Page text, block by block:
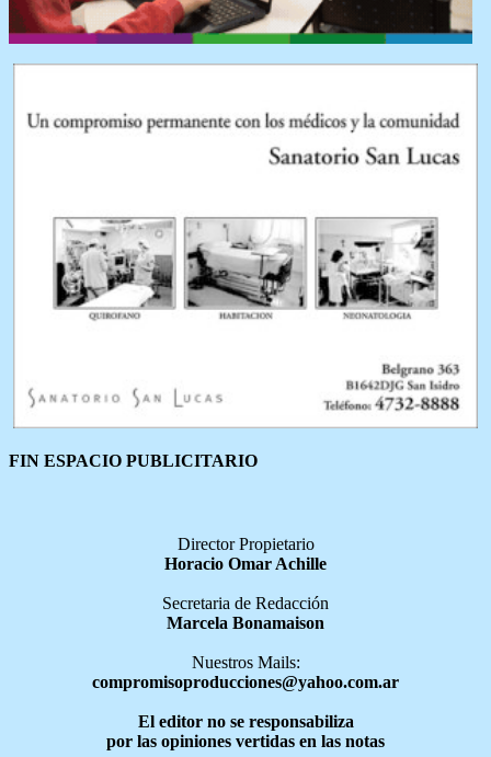
FIN ESPACIO PUBLICITARIO
Director Propietario
Horacio Omar Achille
Secretaria de Redacción
Marcela Bonamaison
Nuestros Mails:
compromisoproducciones@yahoo.com.ar
El editor no se responsabiliza
por las opiniones vertidas en las notas